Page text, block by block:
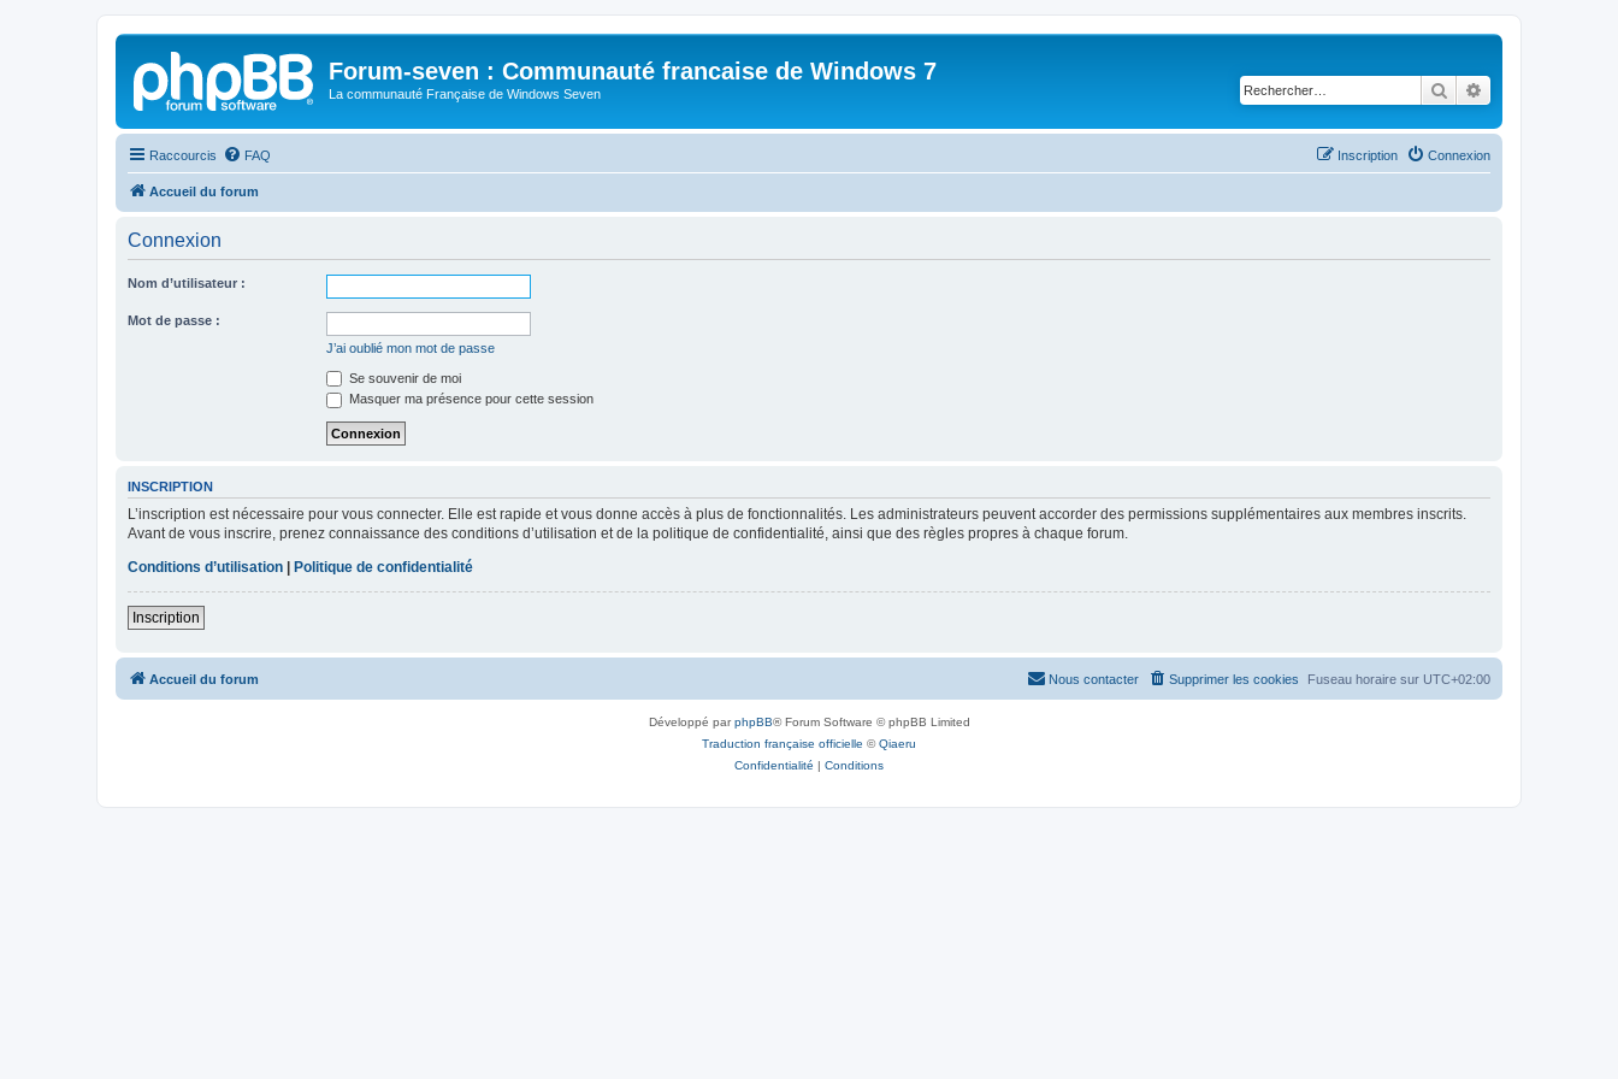
Forum-seven : Communauté francaise de Windows 7
La communauté Française de Windows Seven Rechercher
Raccourcis FAQ Connexion
Inscription
Accueil du forum
Connexion
Nom d’utilisateur :
Mot de passe :
J’ai oublié mon mot de passe
Se souvenir de moi
Masquer ma présence pour cette session
INSCRIPTION
L’inscription est nécessaire pour vous connecter. Elle est rapide et vous donne accès à plus de fonctionnalités. Les administrateurs peuvent accorder des permissions supplémentaires aux membres inscrits.
Avant de vous inscrire, prenez connaissance des conditions d’utilisation et de la politique de confidentialité, ainsi que des règles propres à chaque forum.
Conditions d’utilisation
Politique de confidentialité
Inscription
Accueil du forum Fuseau horaire sur UTC+02:00
Supprimer les cookies
Nous contacter
Développé parphpBB® Forum Software © phpBB Limited
Traduction française officielle ©Qiaeru
Confidentialité | Conditions